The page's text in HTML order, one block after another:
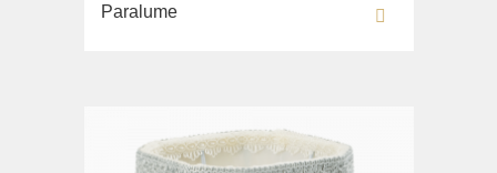
Paralume